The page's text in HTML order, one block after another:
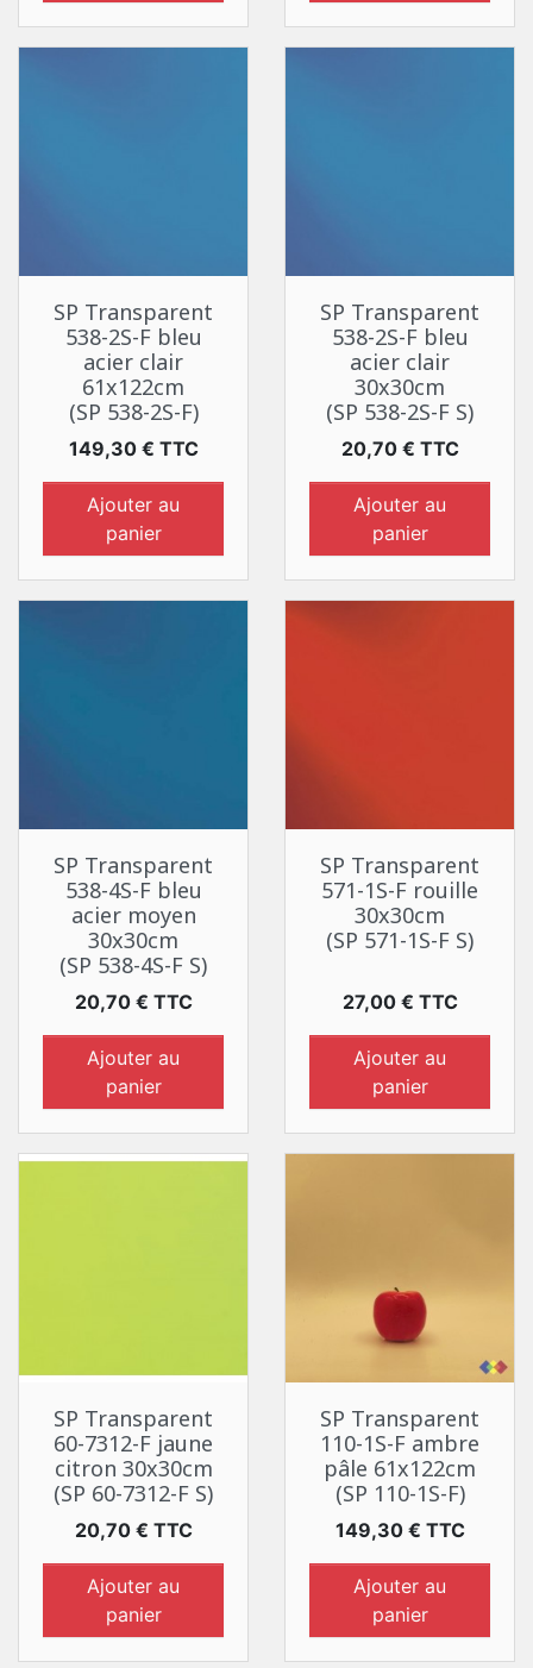
SP Transparent
538-2S-F bleu
acier clair
61x122cm
(SP 538-2S-F)
Prix
149,30 € TTC
Ajouter au
panier
SP Transparent
538-2S-F bleu
acier clair
30x30cm
(SP 538-2S-F S)
Prix
20,70 € TTC
Ajouter au
panier
SP Transparent
538-4S-F bleu
acier moyen
30x30cm
(SP 538-4S-F S)
Prix
20,70 € TTC
Ajouter au
panier
SP Transparent
571-1S-F rouille
30x30cm
(SP 571-1S-F S)
Prix
27,00 € TTC
Ajouter au
panier
SP Transparent
60-7312-F jaune
citron 30x30cm
(SP 60-7312-F S)
Prix
20,70 € TTC
Ajouter au
panier
SP Transparent
110-1S-F ambre
pâle 61x122cm
(SP 110-1S-F)
Prix
149,30 € TTC
Ajouter au
panier